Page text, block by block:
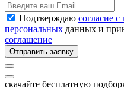
Подтверждаю согласие
персональных данных и
соглашение
Отправить заявку
скачайте бесплатную